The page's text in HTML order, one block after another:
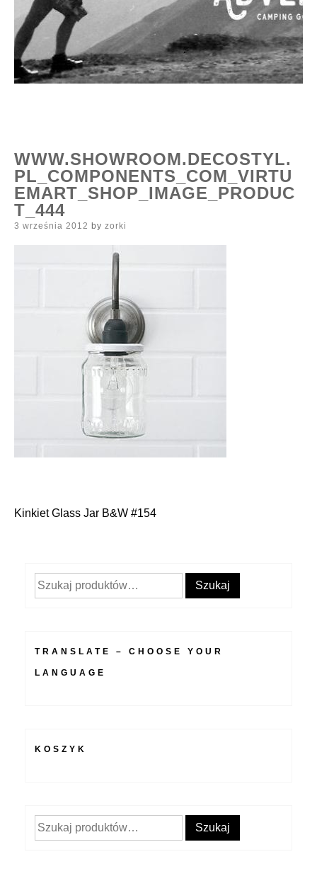
WWW.SHOWROOM.DECOSTYL.
PL_COMPONENTS_COM_VIRTU
EMART_SHOP_IMAGE_PRODUC
T_444
Posted
3 września 2012 by zorki
Nawigacja
Kinkiet Glass Jar B&W #154
Szukaj: Szukaj
TRANSLATE – CHOOSE YOUR
LANGUAGE
KOSZYK
Szukaj: Szukaj